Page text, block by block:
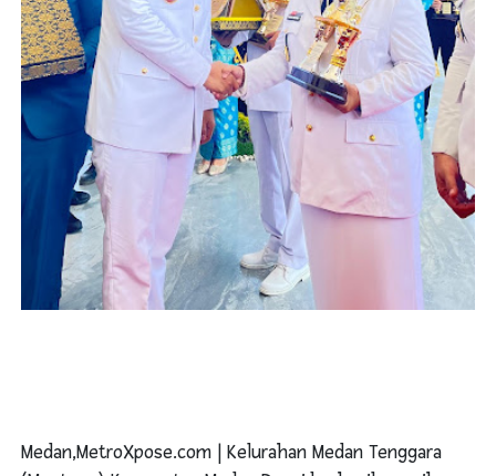
Medan,MetroXpose.com | Kelurahan Medan Tenggara